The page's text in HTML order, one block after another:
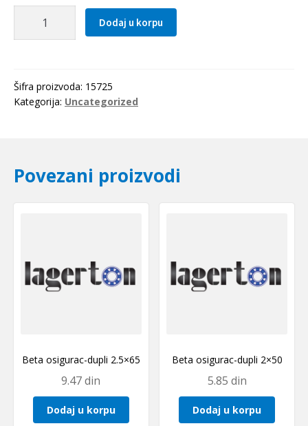
(PAF
20115
Dodaj u korpu
Šifra proizvoda: 15725
Kategorija: Uncategorized
Povezani proizvodi
Beta osigurac-dupli 2.5×65
9.47din
Dodaj u korpu
Beta osigurac-dupli 2×50
5.85 din
Dodaj u korpu